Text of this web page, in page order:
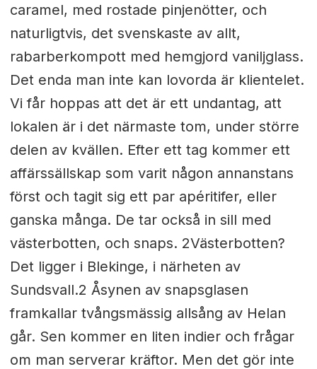
caramel, med rostade pinjenötter, och
naturligtvis, det svenskaste av allt,
rabarberkompott med hemgjord vaniljglass.
Det enda man inte kan lovorda är klientelet.
Vi får hoppas att det är ett undantag, att
lokalen är i det närmaste tom, under större
delen av kvällen. Efter ett tag kommer ett
affärssällskap som varit någon annanstans
först och tagit sig ett par apéritifer, eller
ganska många. De tar också in sill med
västerbotten, och snaps. 2Västerbotten?
Det ligger i Blekinge, i närheten av
Sundsvall.2 Åsynen av snapsglasen
framkallar tvångsmässig allsång av Helan
går. Sen kommer en liten indier och frågar
om man serverar kräftor. Men det gör inte